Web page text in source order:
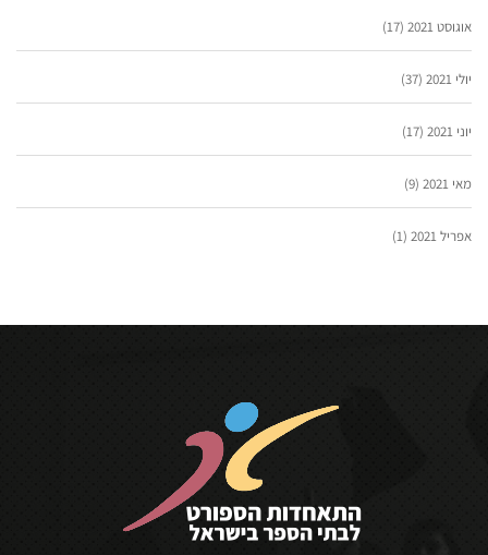
אוגוסט 2021 (17)
יולי 2021 (37)
יוני 2021 (17)
מאי 2021 (9)
אפריל 2021 (1)